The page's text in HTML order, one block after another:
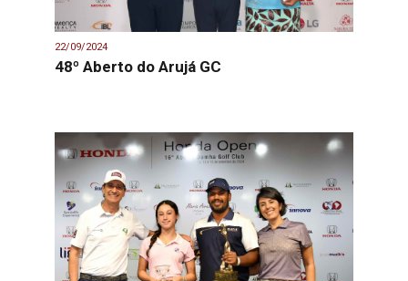
22/09/2024
48º Aberto do Arujá GC